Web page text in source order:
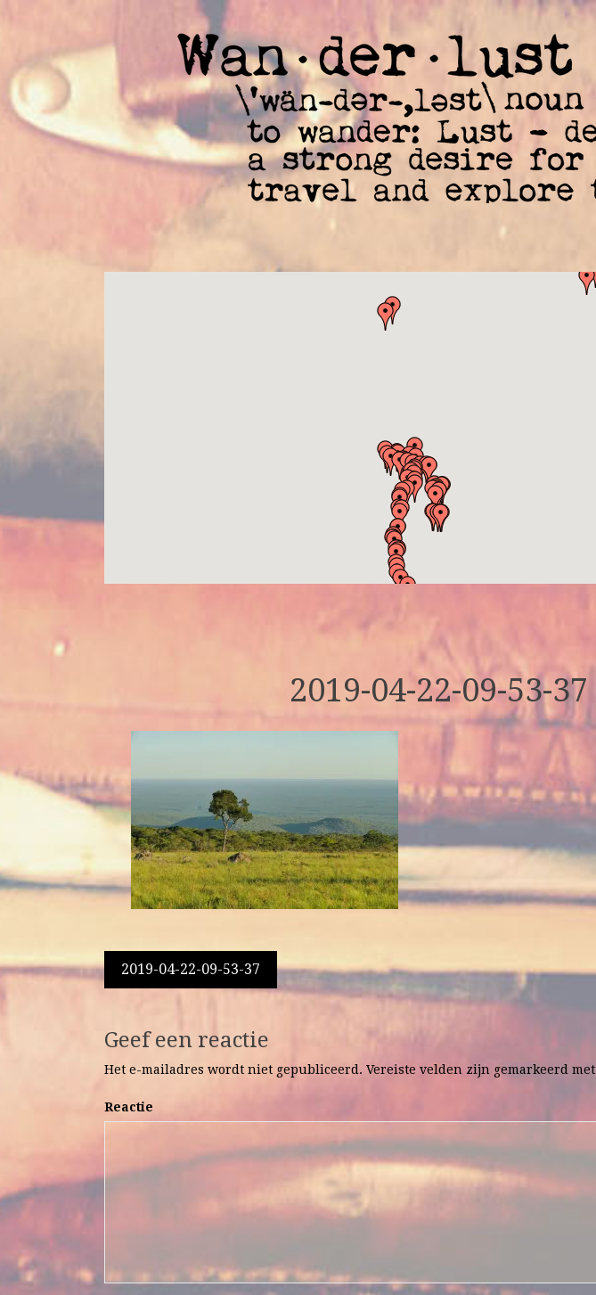
2019-04-22-09-53-37
Berichtnavigatie
2019-04-22-09-53-37
Geef een reactie
Het e-mailadres wordt niet gepubliceerd. Vereiste velden zijn gemarkeerd met
Reactie